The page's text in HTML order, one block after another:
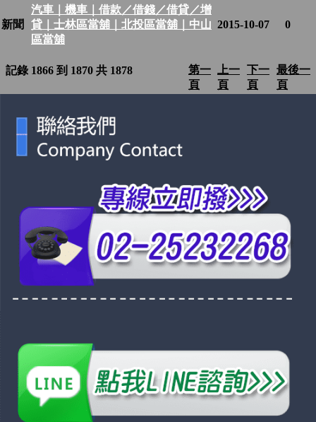
新聞
汽車｜機車｜借款／借錢／借貸／增
貸｜士林區當舖｜北投區當舖｜中山
區當舖
2015-10-07 0
記錄 1866 到 1870 共 1878
第一
頁
上一
頁
下一
頁
最後一
頁